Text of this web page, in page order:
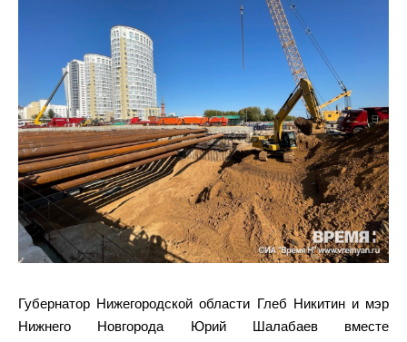
Губернатор Нижегородской области Глеб Никитин и мэр
Нижнего Новгорода Юрий Шалабаев вместе